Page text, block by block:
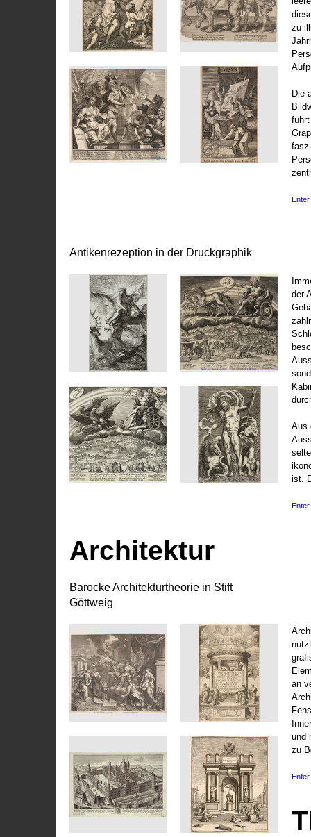
zu
Die
Enter
Antikenrezeption in der Druckgraphik
der
Aus
ist.
Enter
Architektur
Barocke Architekturtheorie in Stift
Göttweig
an
und
zu
Enter